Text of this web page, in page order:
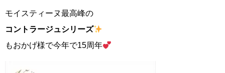
モイスティーヌ最高峰の
コントラージュシリーズ
もおかげ様で今年で15周年